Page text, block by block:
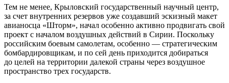
Тем не менее, Крыловский государственный научный центр,
за счет внутренних резервов уже создавший эскизный макет
авианосца «Шторм», начал особенно активно продвигать свой
проект с началом воздушных действий в Сирии. Поскольку
российским боевым самолетам, особенно — стратегическим
бомбардировщикам, и по сей день приходится добираться
до целей на территории далекой страны через воздушное
пространство трех государств.